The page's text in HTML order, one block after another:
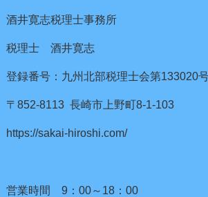
酒井寛志税理士事務所
税理士 酒井寛志
登録番号：九州北部税理士会第133020
〒852-8113 長崎市上野町8-1-103
https://sakai-hiroshi.com/
営業時間 9：00～18：00